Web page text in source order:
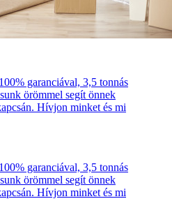
garanciával, 3,5 tonnás
örömmel segít önnek
Hívjon minket és mi
garanciával, 3,5 tonnás
örömmel segít önnek
Hívjon minket és mi